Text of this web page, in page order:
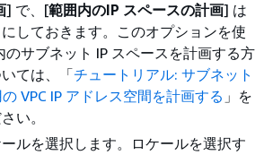
] で、[範囲内のIP スペースの計画] は
しておきます。このオプションを使
のサブネット IP スペースを計画する方
ては、「チュートリアル: サブネット
VPC IP アドレス空間を計画する 」を
い。
ルを選択します。ロケールを選択す